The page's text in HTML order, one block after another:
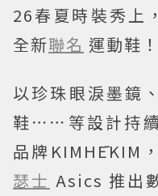
26春夏時裝秀上
全新聯名 運動鞋！
以珍珠眼淚墨鏡
鞋⋯⋯等設計持
品牌KIMHĒKIM
瑟士 Asics 推出